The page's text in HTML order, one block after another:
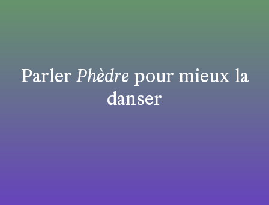
ParlerPhèdre pour mieux la
danser